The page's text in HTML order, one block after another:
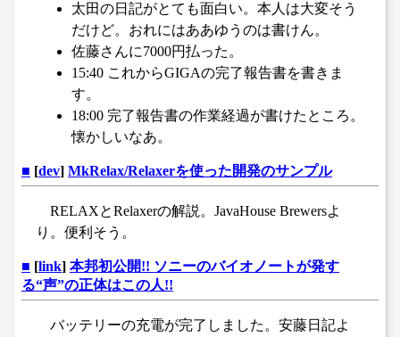
太田の日記がとても面白い。本人は大変そう
だけど。おれにはああゆうのは書けん。
佐藤さんに7000円払った。
15:40 これからGIGAの完了報告書を書きま
す。
18:00 完了報告書の作業経過が書けたところ。
懐かしいなあ。
■ [dev] MkRelax/Relaxerを使った開発のサンプル
RELAXとRelaxerの解説。JavaHouse Brewersよ
り。便利そう。
■ [link] 本邦初公開!! ソニーのバイオノートが発す
る“声”の正体はこの人!!
バッテリーの充電が完了しました。安藤日記よ